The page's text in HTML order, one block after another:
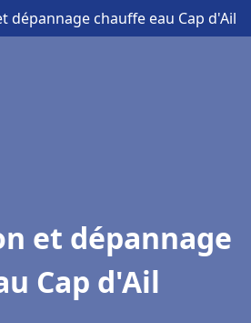
dépannage chauffe eau Cap d'Ail
et dépannage
Cap d'Ail